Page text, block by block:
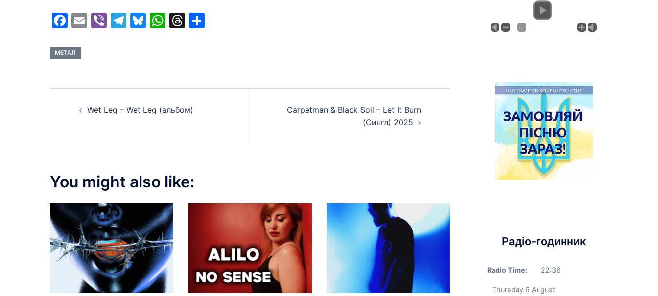
Facebook
EmailViberTelegram
Bluesky
WhatsApp
Threads
МЕТАЛ
navigation
Wet Leg – Wet Leg (альбом)
Carpetman & Black Soil – Let It Burn
(Сингл) 2025
You might also like:
Радіо-годинник
Radio Time: 22:36
Thursday 6 August